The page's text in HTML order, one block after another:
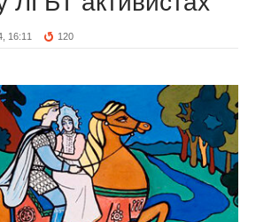
16:11 120